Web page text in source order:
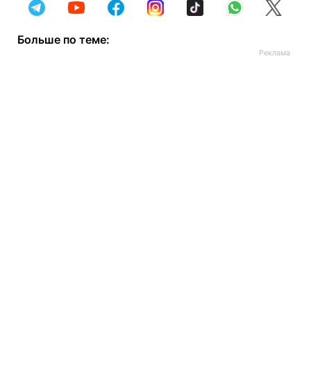
Больше по теме: